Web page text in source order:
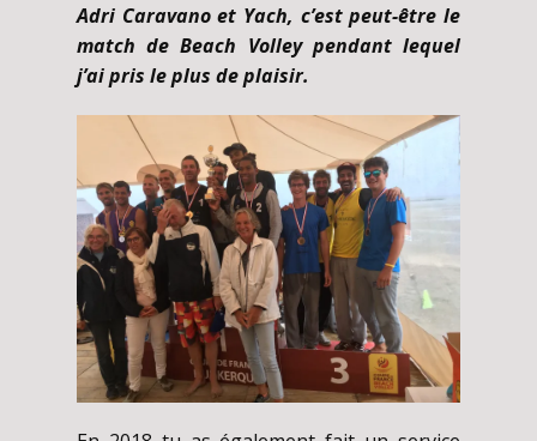
Adri Caravano et Yach, c’est peut-être le
match de Beach Volley pendant lequel
j’ai pris le plus de plaisir.